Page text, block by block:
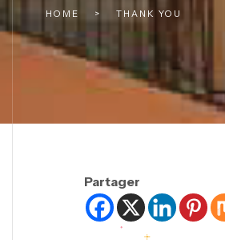
HOME > THANK YOU
Partager